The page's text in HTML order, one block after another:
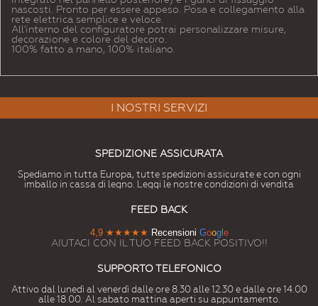
nascosti. Pronto per essere appeso. Posa e collegamento alla
rete elettrica semplice e veloce.
All'interno del configuratore potrai personalizzare misure,
decorazione e colore del decoro.
100% fatto a mano, 100% italiano.
I NOSTRI SERVIZI
SPEDIZIONE ASSICURATA
Spediamo in tutta Europa, tutte spedizioni assicurate e con ogni
imballo in cassa di legno. Leggi le nostre condizioni di vendita
FEED BACK
4,9 ★★★★★ Recensioni Googl e
AIUTACI CON IL TUO FEED BACK POSITIVO!!
SUPPORTO TELEFONICO
Attivo dal lunedì al venerdì dalle ore 8.30 alle 12.30 e dalle ore 14.00
alle 18.00. Al sabato mattina aperti su appuntamento.